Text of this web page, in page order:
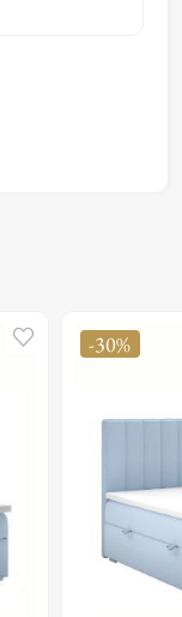
-30%